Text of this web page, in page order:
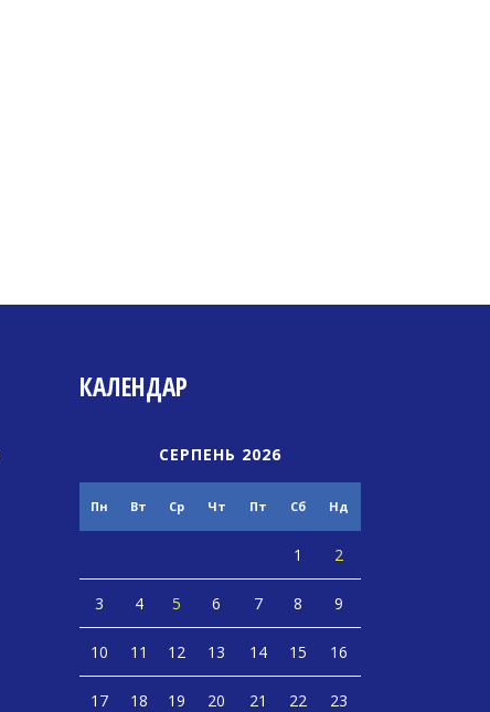
КАЛЕНДАР
СЕРПЕНЬ 2026
Пн Вт Ср Чт Пт Сб Нд
1 2
3 4 5 6 7 8 9
10 11 12 13 14 15 16
17 18 19 20 21 22 23